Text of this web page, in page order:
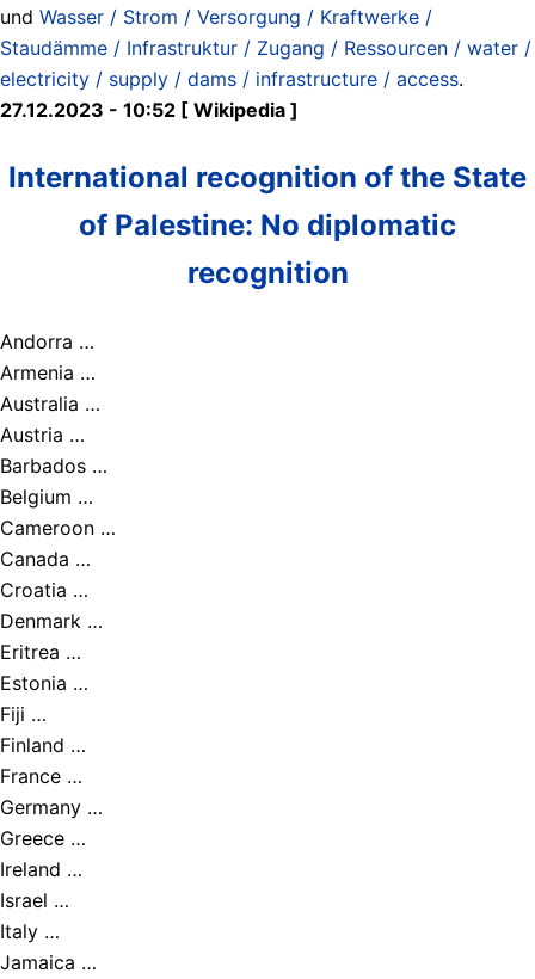
und Wasser / Strom / Versorgung / Kraftwerke /
Staudämme / Infrastruktur / Zugang / Ressourcen / water /
electricity / supply / dams / infrastructure / access.
27.12.2023 - 10:52 [ Wikipedia ]
International recognition of the State
of Palestine: No diplomatic
recognition
Andorra …
Armenia …
Australia …
Austria …
Barbados …
Belgium …
Cameroon …
Canada …
Croatia …
Denmark …
Eritrea …
Estonia …
Fiji …
Finland …
France …
Germany …
Greece …
Ireland …
Israel …
Italy …
Jamaica …